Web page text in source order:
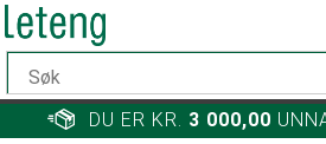
DU ER KR. 3 000,00